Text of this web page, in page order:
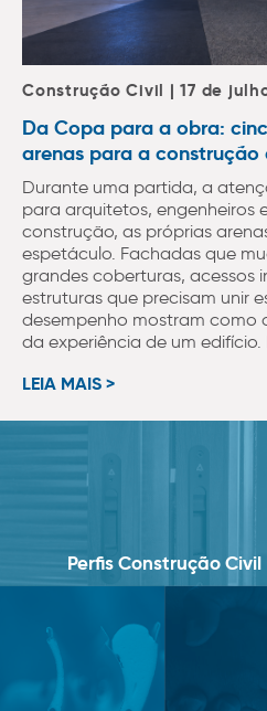
Construção Civil | 17 de
Da Copa para a obra:
arenas para a construção
Durante uma partida, a
para arquitetos, engenheiros
construção, as próprias
espetáculo. Fachadas que
grandes coberturas, acessos
estruturas que precisam unir
desempenho mostram como
da experiência de um
LEIA MAIS >
Perfis Construção Civil